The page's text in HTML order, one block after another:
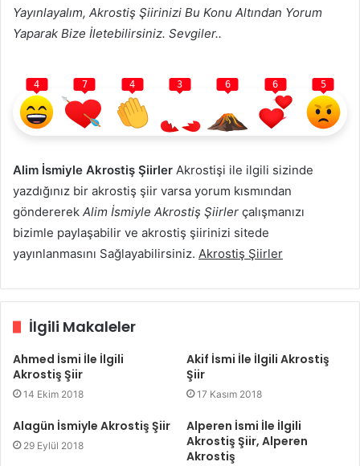
Yayınlayalım, Akrostiş Şiirinizi Bu Konu Altından Yorum
Yaparak Bize İletebilirsiniz. Sevgiler..
4 7 4 3 6 6 5
Alim İsmiyle Akrostiş Şiirler Akrostişi ile ilgili sizinde
yazdığınız bir akrostiş şiir varsa yorum kısmından
göndererek Alim İsmiyle Akrostiş Şiirler çalışmanızı
bizimle paylaşabilir ve akrostiş şiirinizi sitede
yayınlanmasını Sağlayabilirsiniz. Akrostiş Şiirler
İlgili Makaleler
Ahmed İsmi İle İlgili
Akrostiş Şiir
14 Ekim 2018
Akif İsmi İle İlgili Akrostiş
Şiir
17 Kasım 2018
Alagün İsmiyle Akrostiş Şiir
29 Eylül 2018
Alperen İsmi İle İlgili
Akrostiş Şiir, Alperen
Akrostiş